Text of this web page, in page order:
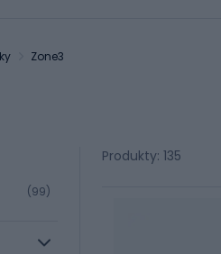
Zone3
(99)
Produkty: 135